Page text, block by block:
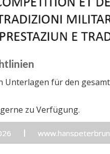
für den
gerne zu Verfügung.